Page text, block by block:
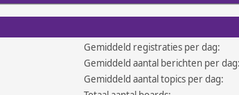
Gemiddeld registraties per dag:
Gemiddeld aantal berichten per
Gemiddeld aantal topics per dag: